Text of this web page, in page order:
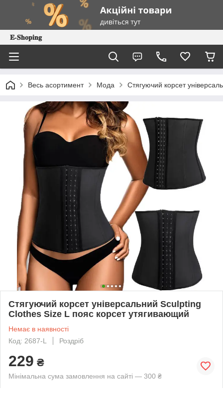
𝐄-𝐒𝐡𝐨𝐩𝐢𝐧𝐠
Весь асортимент Мода Стягуючий корсет
Стягуючий корсет універсальний Sculpting
Clothes Size L пояс корсет утягивающий
Немає в наявності
Код: 2687-L
Роздріб
229 ₴
Мінімальна сума замовлення на сайті — 300 ₴